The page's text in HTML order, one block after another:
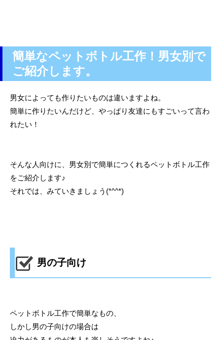
簡単なペットボトル工作！男女別で
ご紹介します。
男女によっても作りたいものは違いますよね。
簡単に作りたいんだけど、やっぱり友達にもすごいって言わ
れたい！
そんな人向けに、男女別で簡単につくれるペットボトル工作
をご紹介します♪
それでは、みていきましょう(*^^*)
男の子向け
ペットボトル工作で簡単なもの、
しかし男の子向けの場合は